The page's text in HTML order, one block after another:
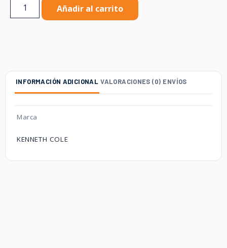
Añadir al carrito
INFORMACIÓN ADICIONAL VALORACIONES (0) ENVÍOS
Marca
KENNETH COLE